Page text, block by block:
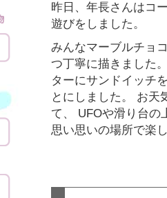
昨日、年長さんはコ
遊びをしました。
みんなマーブルチョ
つ丁寧に描きました
ターにサンドイッチ
とにしました。 お天
て、 UFOや滑り台の
思い思いの場所で楽